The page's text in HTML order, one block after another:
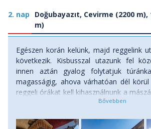
2. nap
Doğubayazıt, Cevirme (2200
m)
Egészen korán kelünk, majd reggelink
következik. Kisbusszal utazunk fel
innen aztán gyalog folytatjuk
magasságig, ahova várhatóan dél
reggeli órákat kell kihasználnunk a
hegy szoknyáján – bár már ez is 2000
találunk. Útközben, ahogy egyre